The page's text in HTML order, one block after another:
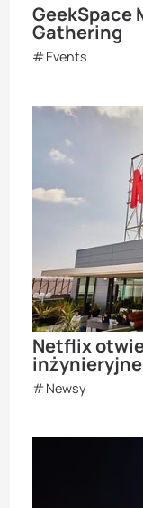
GeekSpace
Gathering
Events
Netflix
inżynieryjne
Newsy